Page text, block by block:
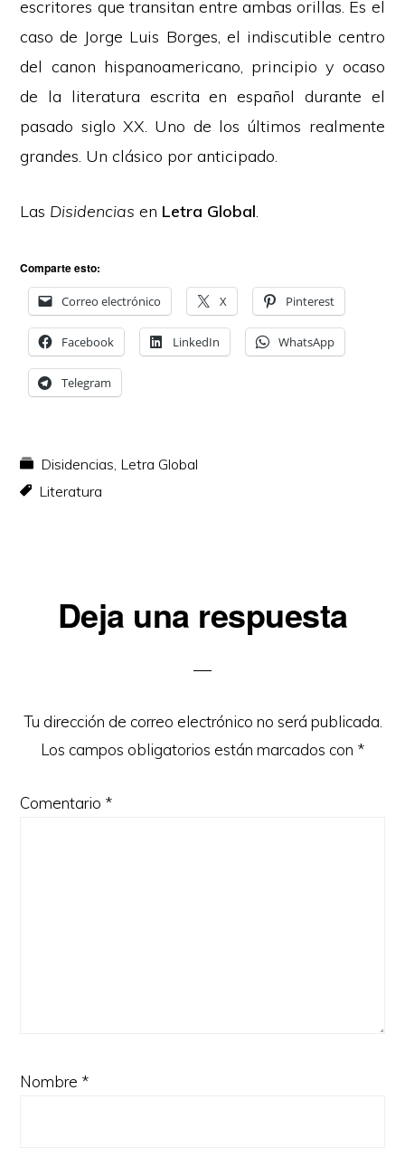
escritores que transitan entre ambas orillas. Es el
caso de Jorge Luis Borges, el indiscutible centro
del canon hispanoamericano, principio y ocaso
de la literatura escrita en español durante el
pasado siglo XX. Uno de los últimos realmente
grandes. Un clásico por anticipado.
Las Disidencias en Letra Global.
Comparte esto:
Correo electrónico X Pinterest
Facebook LinkedIn WhatsApp
Telegram
Disidencias, Letra Global
Literatura
Interacciones
lectores
Deja una respuesta
Tu dirección de correo electrónico no será publicada.
Los campos obligatorios están marcados con *
Comentario *
Nombre *